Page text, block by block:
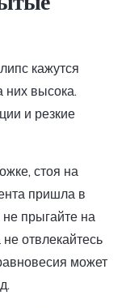
кажутся
них высока.
и резкие
стоя на
пришла в
прыгайте на
отвлекайтесь
может